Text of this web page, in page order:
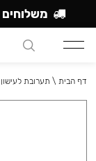
דף הבית \ תערובת לעישון
משלוחים